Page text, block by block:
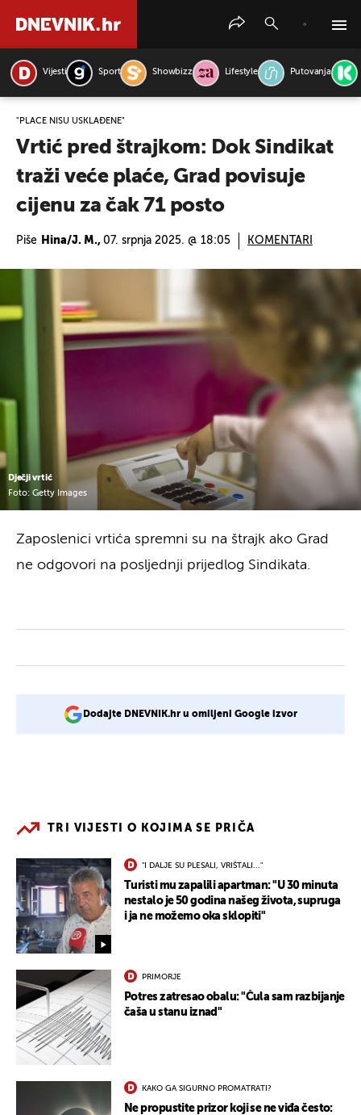
Vijesti Sport Showbizz Lifestyle Putovanja
"PLAĆE NISU USKLAĐENE"
Vrtić pred štrajkom: Dok Sindikat
traži veće plaće, Grad povisuje
cijenu za čak 71 posto
Piše Hina/J. M., 07. srpnja 2025. @ 18:05 KOMENTARI
Dječji vrtić
Foto: Getty Images
Zaposlenici vrtića spremni su na štrajk ako Grad
ne odgovori na posljednji prijedlog Sindikata.
Dodajte DNEVNIK.hr u omiljeni Google izvor
TRI VIJESTI O KOJIMA SE PRIČA
"I DALJE SU PLESALI, VRIŠTALI..."
Turisti mu zapalili apartman: "U 30 minuta
nestalo je 50 godina našeg života, supruga
i ja ne možemo oka sklopiti"
PRIMORJE
Potres zatresao obalu: "Čula sam razbijanje
čaša u stanu iznad"
KAKO GA SIGURNO PROMATRATI?
Ne propustite prizor koji se ne viđa često:
PRETRAŽITE VIJESTI